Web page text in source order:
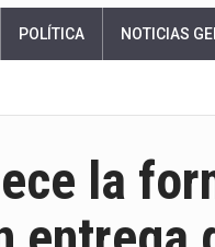
POLÍTICA NOTICIAS
la